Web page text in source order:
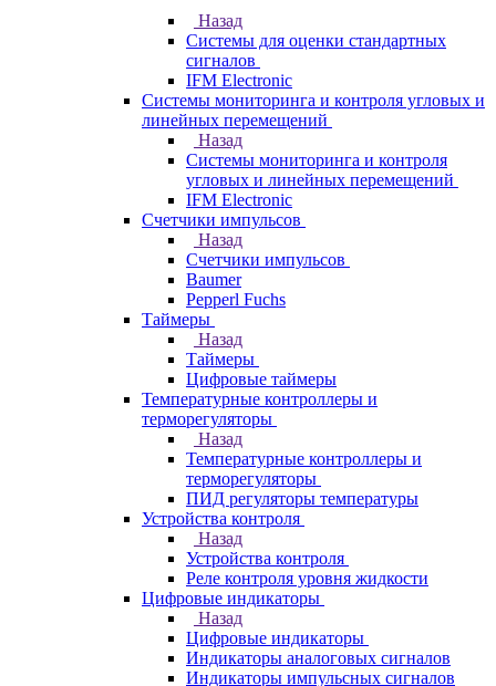
Назад
Системы для оценки стандартных
сигналов
IFM Electronic
Системы мониторинга и контроля угловых и
линейных перемещений
Назад
Системы мониторинга и контроля
угловых и линейных перемещений
IFM Electronic
Счетчики импульсов
Назад
Счетчики импульсов
Baumer
Pepperl Fuchs
Таймеры
Назад
Таймеры
Цифровые таймеры
Температурные контроллеры и
терморегуляторы
Назад
Температурные контроллеры и
терморегуляторы
ПИД регуляторы температуры
Устройства контроля
Назад
Устройства контроля
Реле контроля уровня жидкости
Цифровые индикаторы
Назад
Цифровые индикаторы
Индикаторы аналоговых сигналов
Индикаторы импульсных сигналов